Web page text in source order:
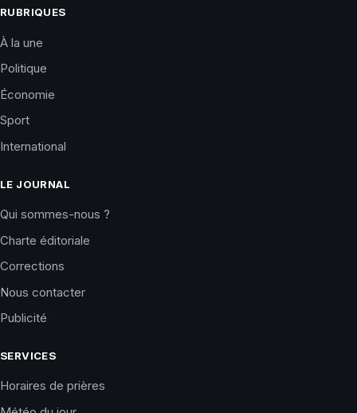
RUBRIQUES
À la une
Politique
Économie
Sport
International
LE JOURNAL
Qui sommes-nous ?
Charte éditoriale
Corrections
Nous contacter
Publicité
SERVICES
Horaires de prières